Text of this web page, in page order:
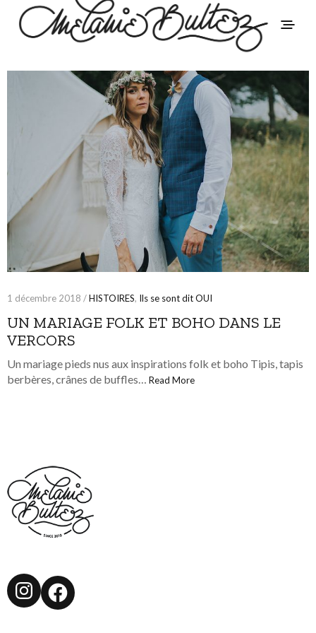
1 décembre 2018 /HISTOIRES, Ils se sont dit OUI
UN MARIAGE FOLK ET BOHO DANS LE
VERCORS
Un mariage pieds nus aux inspirations folk et boho Tipis, tapis
berbères, crânes de buffles… Read More
Instagram
Facebook